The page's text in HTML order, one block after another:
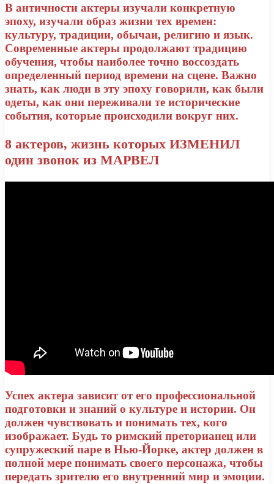
В античности актеры изучали конкретную
эпоху, изучали образ жизни тех времен:
культуру, традиции, обычаи, религию и язык.
Современные актеры продолжают традицию
обучения, чтобы наиболее точно воссоздать
определенный период времени на сцене. Важно
знать, как люди в эту эпоху говорили, как были
одеты, как они переживали те исторические
события, которые происходили вокруг них.
8 актеров, жизнь которых ИЗМЕНИЛ
один звонок из МАРВЕЛ
Успех актера зависит от его профессиональной
подготовки и знаний о культуре и истории. Он
должен чувствовать и понимать тех, кого
изображает. Будь то римский преторианец или
супружеский паре в Нью-Йорке, актер должен в
полной мере понимать своего персонажа, чтобы
передать зрителю его внутренний мир и эмоции.